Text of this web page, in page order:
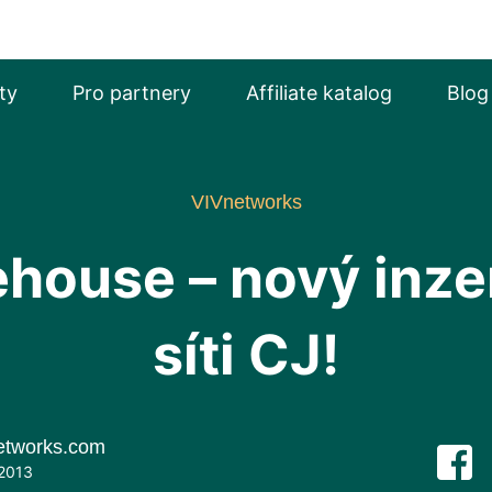
Pro partnery Affiliate katalog Blog
VIVnetworks
– nový
síti CJ!